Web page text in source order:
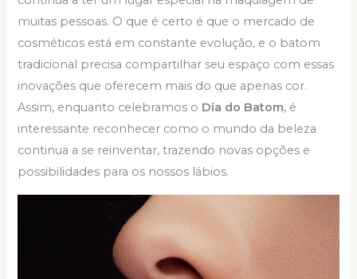
muitas pessoas. O que é certo é que o mercado de
cosméticos está em constante evolução, e o batom
tradicional precisa compartilhar seu espaço com essas
inovações que oferecem mais do que apenas cor.
Assim, enquanto celebramos o Dia do Batom, é
interessante reconhecer como o mundo da beleza
continua a se reinventar, trazendo novas opções e
possibilidades para os nossos lábios.